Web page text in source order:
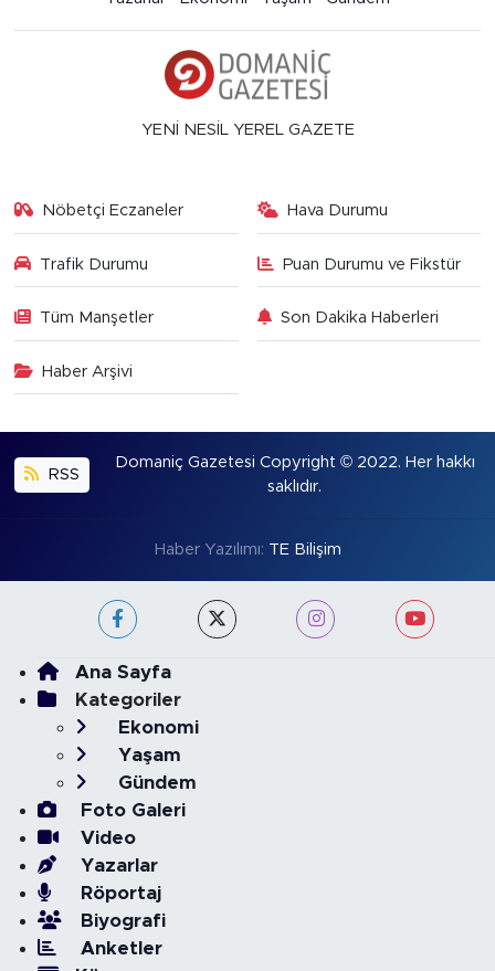
YENİ NESİL YEREL GAZETE
Nöbetçi Eczaneler Hava Durumu
Trafik Durumu Puan Durumu ve Fikstür
Tüm Manşetler Son Dakika Haberleri
Haber Arşivi
RSS
Domaniç Gazetesi Copyright © 2022. Her hakkı
saklıdır.
Haber Yazılımı: TE Bilişim
Ana Sayfa
Kategoriler
Ekonomi
Yaşam
Gündem
Foto Galeri
Video
Yazarlar
Röportaj
Biyografi
Anketler